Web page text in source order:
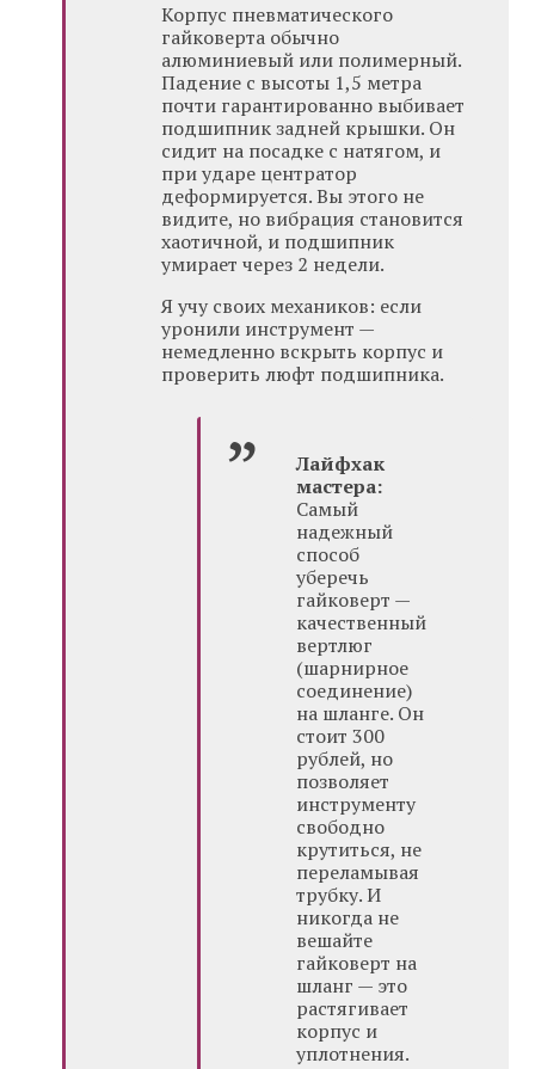
Корпус пневматического
гайковерта обычно
алюминиевый или полимерный.
Падение с высоты 1,5 метра
почти гарантированно выбивает
подшипник задней крышки. Он
сидит на посадке с натягом, и
при ударе центратор
деформируется. Вы этого не
видите, но вибрация становится
хаотичной, и подшипник
умирает через 2 недели.
Я учу своих механиков: если
уронили инструмент —
немедленно вскрыть корпус и
проверить люфт подшипника.
Лайфхак
мастера:
Самый
надежный
способ
уберечь
гайковерт —
качественный
вертлюг
(шарнирное
соединение)
на шланге. Он
стоит 300
рублей, но
позволяет
инструменту
свободно
крутиться, не
переламывая
трубку. И
никогда не
вешайте
гайковерт на
шланг — это
растягивает
корпус и
уплотнения.